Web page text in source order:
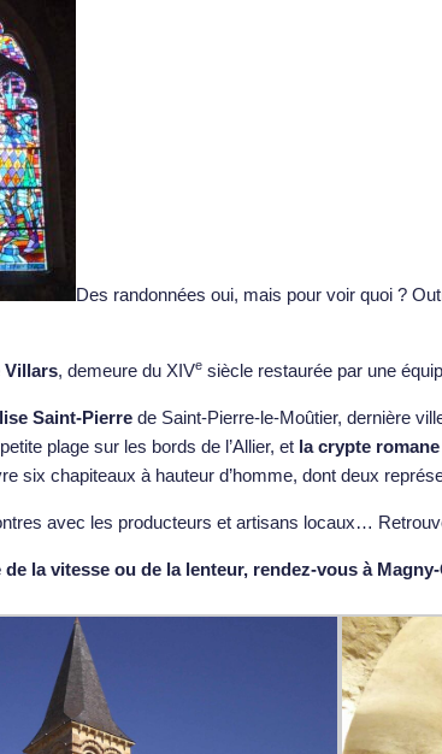
Des randonnées oui, mais pour voir quoi ?
Villars, demeure du XIVe siècle restaurée par une
Saint-Pierre de Saint-Pierre-le-Moûtier, dernière
plage sur les bords de l’Allier, et la crypte
six chapiteaux à hauteur d’homme, dont deux
avec les producteurs et artisans locaux…
la vitesse ou de la lenteur, rendez-vous à